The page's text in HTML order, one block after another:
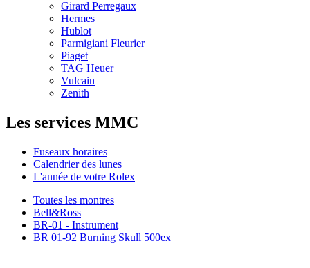
Girard Perregaux
Hermes
Hublot
Parmigiani Fleurier
Piaget
TAG Heuer
Vulcain
Zenith
Les services MMC
Fuseaux horaires
Calendrier des lunes
L'année de votre Rolex
Toutes les montres
Bell&Ross
BR-01 - Instrument
BR 01-92 Burning Skull 500ex